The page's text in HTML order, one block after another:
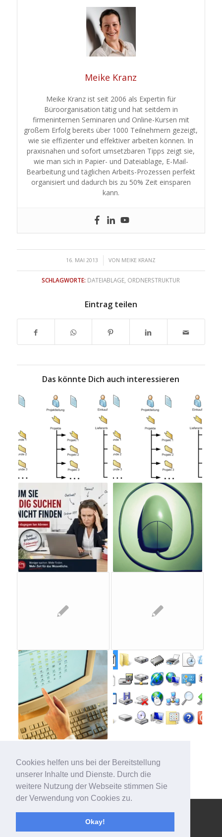
Cookies helfen uns bei der Bereitstellung
unserer Inhalte und Dienste. Durch die
weitere Nutzung der Webseite stimmen Sie
der Verwendung von Cookies zu.
Okay!
Meike Kranz
Meike Kranz ist seit 2006 als Expertin für
Büroorganisation tätig und hat seitdem in
firmeninternen Seminaren und Online-Kursen mit
großem Erfolg bereits über 1000 Teilnehmern gezeigt,
wie sie effizienter und effektiver arbeiten können. In
praxisnahen und sofort umsetzbaren Tipps zeigt sie,
wie man sich in Papier- und Dateiablage, E-Mail-
Bearbeitung und täglichen Arbeits-Prozessen perfekt
organisiert und dadurch bis zu 50% Zeit einsparen
kann.
16. MAI 2013
/ VON MEIKE KRANZ
SCHLAGWORTE: DATEIABLAGE ORDNERSTRUKTUR
Eintrag teilen
Das könnte Dich auch interessieren
© Copyright - 123effizientdabei - Mehr Effizienz im Büro - mehr
Ordnung am Arbeitsplatz - Aufräumen mit System -
Enfold WordPress Theme